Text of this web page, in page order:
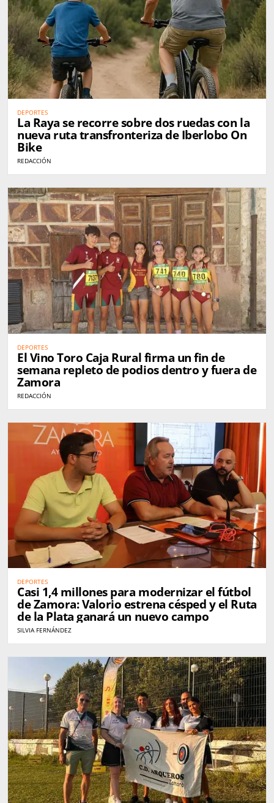
DEPORTES
La Raya se recorre sobre dos ruedas con la
nueva ruta transfronteriza de Iberlobo On
Bike
REDACCIÓN
DEPORTES
El Vino Toro Caja Rural firma un fin de
semana repleto de podios dentro y fuera de
Zamora
REDACCIÓN
DEPORTES
Casi 1,4 millones para modernizar el fútbol
de Zamora: Valorio estrena césped y el Ruta
de la Plata ganará un nuevo campo
SILVIA FERNÁNDEZ